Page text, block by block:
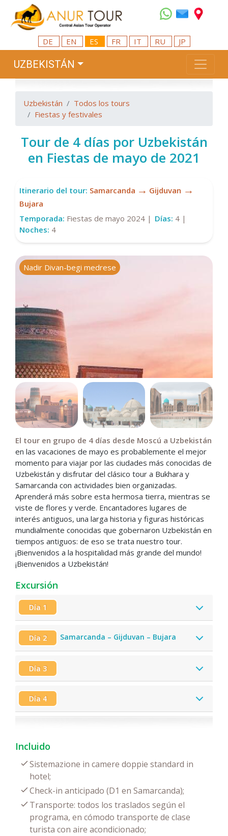
DE EN ES FR IT RU JP
UZBEKISTÁN
Uzbekistán
Todos los tours
Fiestas y festivales
Tour de 4 días por Uzbekistán
en Fiestas de mayo de 2021
Itinerario del tour: Samarcanda → Gijduvan →
Bujara
Temporada: Fiestas de mayo 2024 | Días: 4 |
Noches: 4
Nadir Divan-begi medrese
El tour en grupo de 4 días desde Moscú a Uzbekistán
en las vacaciones de mayo es probablemente el mejor
momento para viajar por las ciudades más conocidas de
Uzbekistán y disfrutar del clásico tour a Bukhara y
Samarcanda con actividades bien organizadas.
Aprenderá más sobre esta hermosa tierra, mientras se
viste de flores y verde. Encantadores lugares de
interés antiguos, una larga historia y figuras históricas
mundialmente conocidas que gobernaron Uzbekistán en
tiempos antiguos: de eso se trata nuestro tour.
¡Bienvenidos a la hospitalidad más grande del mundo!
¡Bienvenidos a Uzbekistán!
Excursión
Día 1
Día 2 Samarcanda – Gijduvan – Bujara
Día 3
Día 4
Incluido
Sistemazione in camere doppie standard in
hotel;
Check-in anticipado (D1 en Samarcanda);
Transporte: todos los traslados según el
programa, en cómodo transporte de clase
turista con aire acondicionado;